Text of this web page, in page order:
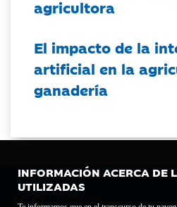
INFORMACIÓN ACERCA DE
UTILIZADAS
agricultora
El impacto de la
artificial en la
ganadería